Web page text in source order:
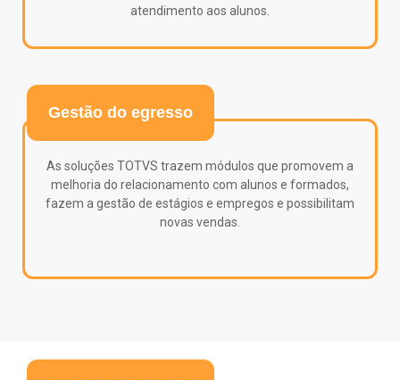
atendimento aos alunos.
Gestão do egresso
As soluções TOTVS trazem módulos que promovem a
melhoria do relacionamento com alunos e formados,
fazem a gestão de estágios e empregos e possibilitam
novas vendas.